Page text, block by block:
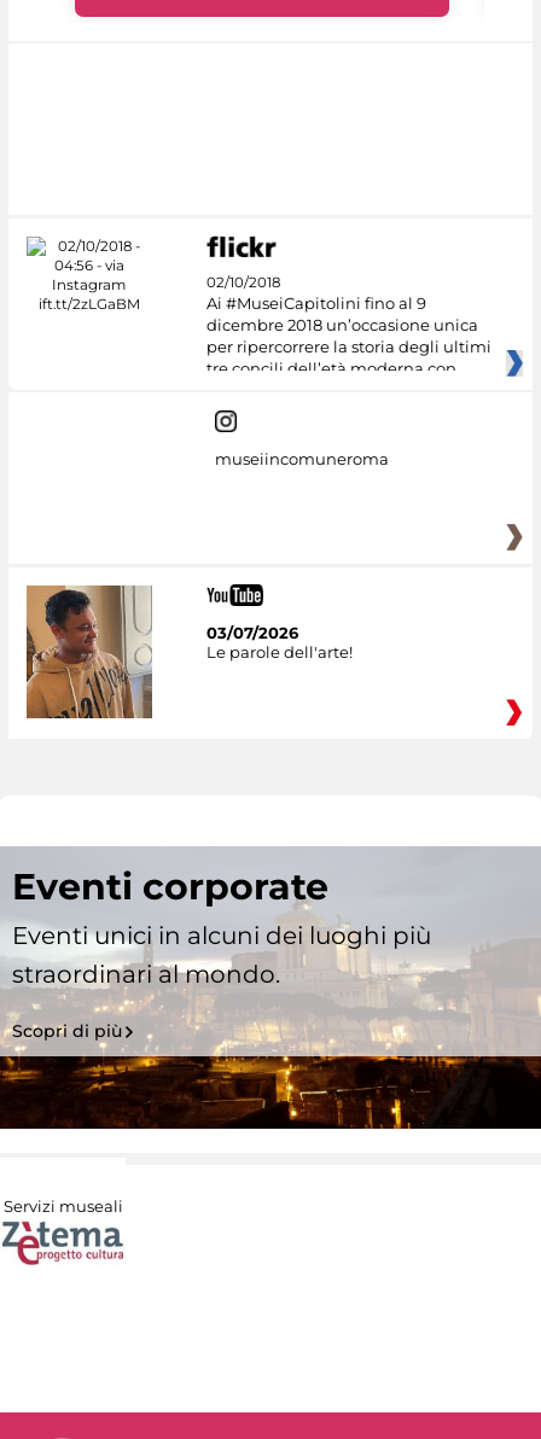
02/10/2018
Ai #MuseiCapitolini fino al 9
dicembre 2018 un’occasione unica
per ripercorrere la storia degli ultimi
tre concili dell’età moderna con
museiincomuneroma
03/07/2026
Le parole dell'arte!
Eventi corporate
Eventi unici in alcuni dei luoghi più
straordinari al mondo.
Scopri di più
Servizi museali